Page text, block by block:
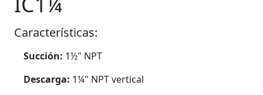
Características:
Succión: 1½" NPT
Descarga: 1¼" NPT vertical